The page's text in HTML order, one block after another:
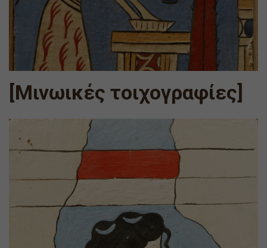
[Μινωικές τοιχογραφίες]